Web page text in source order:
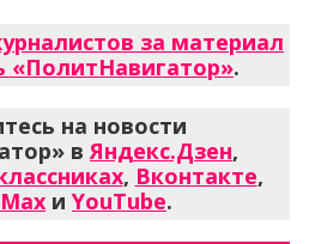
за материал
«ПолитНавигатор».
на новости
вЯндекс.Дзен,
, Вконтакте,
Max и YouTube.